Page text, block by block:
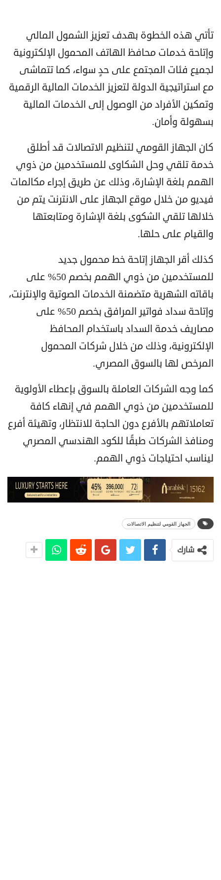
تأتي هذه الخطوة بهدف تعزيز الشمول المالي
وإتاحة خدمات محافظ الهاتف المحمول الإلكترونية
لجميع فئات المجتمع على حدٍ سواء، كما تتماشى
مع استراتيجية الدولة لتعزيز الخدمات المالية الرقمية
وتمكين الأفراد من الوصول إلى الخدمات المالية
بسهولة وأمان.
كان الجهاز القومي لتنظيم الاتصالات قد أطلق
خدمة تلقي وحل الشكاوى للمستخدمين من ذوي
الهمم بلغة الإشارة، وذلك عن طريق إجراء مكالمات
فيديو من خلال موقع الجهاز على الانترنت يتم من
خلالها تلقي الشكوى بلغة الإشارة ومتابعتها
والقيام على حلها.
كذلك أقر الجهاز إتاحة خط محمول جديد
للمستخدمين من ذوي الهمم بخصم 50% على
باقاته الشهرية متضمنة الخدمات الصوتية والإنترنت،
وإتاحة سداد فواتير المرافق بخصم 50% على
مصاريف خدمة السداد باستخدام المحافظ
الإلكترونية، وذلك من خلال شركات المحمول
المرخص لها بالسوق المصري.
كما وجه الشركات العاملة بالسوق بإعطاء الأولوية
للمستخدمين من ذوي الهمم في إنهاء كافة
تعاملاتهم بالأفرع دون الحاجة للانتظار، وتهيئة أفرع
ومنافذ الشركات طبقًا للكود الهندسي المصري
ليناسب احتياجات ذوي الهمم.
الجهاز القومي لتنظيم الاتصالات
شارك